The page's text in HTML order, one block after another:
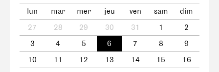
lun mar mer jeu ven sam
dim
27
28 29 30 31 1
2
3
4 5 6 7 8
9
10
11 12 13 14 15
16